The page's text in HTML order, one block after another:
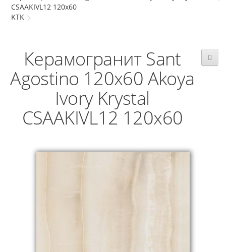
CSAAKIVL12 120x60
KTK
Керамогранит Sant
Agostino 120x60 Akoya
Ivory Krystal
CSAAKIVL12 120x60